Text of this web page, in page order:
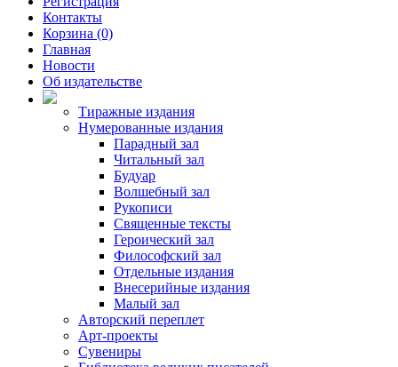
Контакты
Корзина (0)
Главная
Новости
Об издательстве
Тиражные издания
Нумерованные издания
Парадный зал
Читальный зал
Будуар
Волшебный зал
Рукописи
Священные тексты
Героический зал
Философский зал
Отдельные издания
Внесерийные издания
Малый зал
Авторский переплет
Арт-проекты
Сувениры